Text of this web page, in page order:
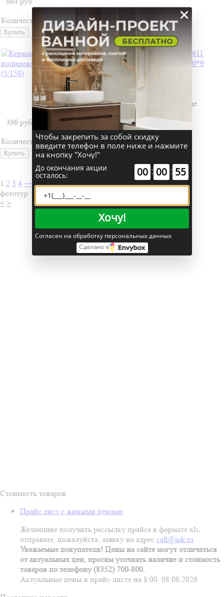
Количество:
Керамогранит ZA-B60611
полированный 600*600*9
(5/150)
Базовая единица: шт
Наличие:
есть на складе
396 руб
Количество:
1 2 3 4 →
фототур
< >
Стоимость товаров
Прайс лист с живыми ценами
Желающие получить рассылку прайса в формате xls,
отправьте, пожалуйста, заявку на адрес call@ink.ru.
Уважаемые покупатели! Цены на сайте могут отличаться
от актуальных цен, просим уточнять наличие и стоимость
товаров по телефону (8352) 700-800.
Актуальные цены в прайс-листе на 8:00. 08.08.2026
×
Чтобы закрепить за собой скидку
введите телефон в поле ниже и нажмите
на кнопку "Хочу!"
До окончания акции
осталось: 00 : 00 : 54
Хочу!
Согласен на обработку персональных данных
Сделано в